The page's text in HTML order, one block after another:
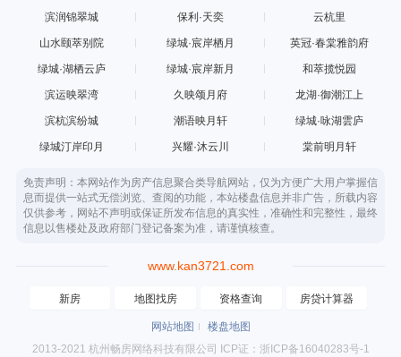
滨润锦翠城 保利·天奕 云杭里
山水颐萃别院 绿城·宸岸栖月 英冠·春棠雅韵府
绿城·湖栖云庐 绿城·宸岸新月 和萃揽悦园
滨运映翠湾 久映颂月府 龙湖·御潮江上
滨杭滨纷城 潮语映月轩 绿城·咏湖雲庐
绿城汀岸印月 兴耀·沐云川 棠前明月轩
免责声明：本网站作为房产信息聚合类导航网站，仅为方便广大用户掌握信
息而提供一站式无偿浏览、查阅的功能，本站楼盘信息并非广告，所载内容
仅供参考，网站不声明或保证所发布信息的真实性，准确性和完整性，最终
信息以售楼处及政府部门登记备案为准，请谨慎核查。
www.kan3721.com
新房 地图找房 资格查询 房贷计算器
网站地图
楼盘地图
2013-2021 杭州畅房网络科技有限公司 ICP证：浙ICP备16040283号-1